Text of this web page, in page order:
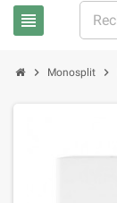
view_headline
chevron_right Monosplit chevron_right